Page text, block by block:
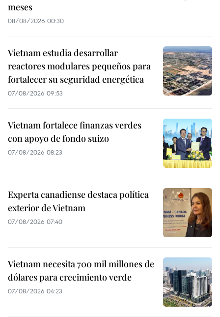
meses
08/08/2026 00:30
Vietnam estudia desarrollar
reactores modulares pequeños para
fortalecer su seguridad energética
07/08/2026 09:53
Vietnam fortalece finanzas verdes
con apoyo de fondo suizo
07/08/2026 08:23
Experta canadiense destaca política
exterior de Vietnam
07/08/2026 07:40
Vietnam necesita 700 mil millones de
dólares para crecimiento verde
07/08/2026 04:23